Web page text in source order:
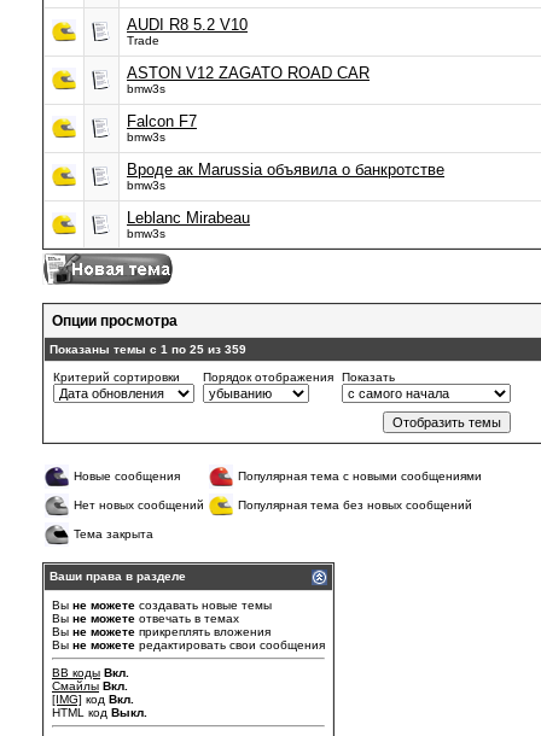
AUDI R8 5.2 V10
Trade
ASTON V12 ZAGATO ROAD CAR
bmw3s
Falcon F7
bmw3s
Вроде ак Marussia объявила о банкротстве
bmw3s
Leblanc Mirabeau
bmw3s
Опции просмотра
Показаны темы с 1 по 25 из 359
Критерий сортировки Порядок отображения Показать
Новые сообщения Популярная тема с новыми сообщениями
Нет новых сообщений Популярная тема без новых сообщений
Тема закрыта
Ваши права в разделе
Вы не можете создавать новые темы
Вы не можете отвечать в темах
Вы не можете прикреплять вложения
Вы не можете редактировать свои сообщения
BB коды Вкл.
Смайлы Вкл.
[IMG] код Вкл.
HTML код Выкл.